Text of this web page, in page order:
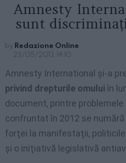
Amnesty
sunt
by Redazione Online
23/05/2013, 14:10
Amnesty International şi-a
privind drepturile omului în
document, printre problemele
confruntat în 2012 se
forţei la manifestaţii,
şi o iniţiativă legislativă